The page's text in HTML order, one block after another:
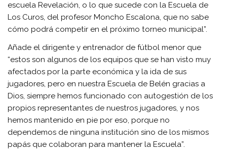
escuela Revelación, o lo que sucede con la Escuela de
Los Curos, del profesor Moncho Escalona, que no sabe
cómo podrá competir en el próximo torneo municipal”.
Añade el dirigente y entrenador de fútbol menor que
“estos son algunos de los equipos que se han visto muy
afectados por la parte económica y la ida de sus
jugadores, pero en nuestra Escuela de Belén gracias a
Dios, siempre hemos funcionado con autogestión de los
propios representantes de nuestros jugadores, y nos
hemos mantenido en pie por eso, porque no
dependemos de ninguna institución sino de los mismos
papás que colaboran para mantener la Escuela”.